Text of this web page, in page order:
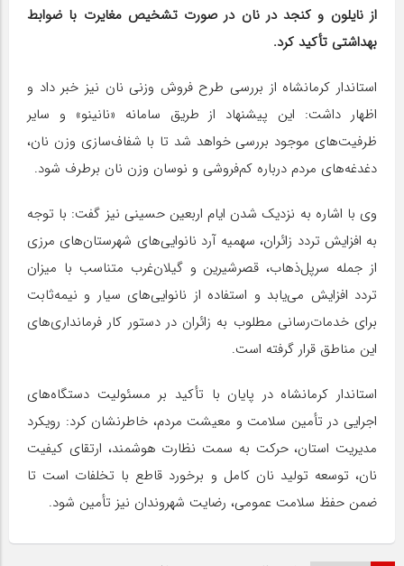
از نایلون و کنجد در نان در صورت تشخیص مغایرت با ضوابط
بهداشتی تأکید کرد.
استاندار کرمانشاه از بررسی طرح فروش وزنی نان نیز خبر داد و
اظهار داشت: این پیشنهاد از طریق سامانه «نانینو» و سایر
ظرفیت‌های موجود بررسی خواهد شد تا با شفاف‌سازی وزن نان،
دغدغه‌های مردم درباره کم‌فروشی و نوسان وزن نان برطرف شود.
وی با اشاره به نزدیک شدن ایام اربعین حسینی نیز گفت: با توجه
به افزایش تردد زائران، سهمیه آرد نانوایی‌های شهرستان‌های مرزی
از جمله سرپل‌ذهاب، قصرشیرین و گیلان‌غرب متناسب با میزان
تردد افزایش می‌یابد و استفاده از نانوایی‌های سیار و نیمه‌ثابت
برای خدمات‌رسانی مطلوب به زائران در دستور کار فرمانداری‌های
این مناطق قرار گرفته است.
استاندار کرمانشاه در پایان با تأکید بر مسئولیت دستگاه‌های
اجرایی در تأمین سلامت و معیشت مردم، خاطرنشان کرد: رویکرد
مدیریت استان، حرکت به سمت نظارت هوشمند، ارتقای کیفیت
نان، توسعه تولید نان کامل و برخورد قاطع با تخلفات است تا
ضمن حفظ سلامت عمومی، رضایت شهروندان نیز تأمین شود.